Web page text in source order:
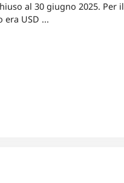
al 30 giugno 2025. Per il
USD ...